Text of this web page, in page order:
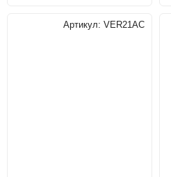
Артикул: VER21AC